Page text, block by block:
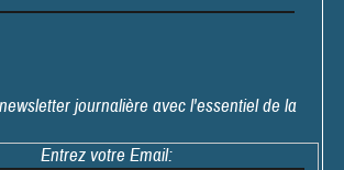
journalière avec l'essentiel de la
Entrez votre Email: